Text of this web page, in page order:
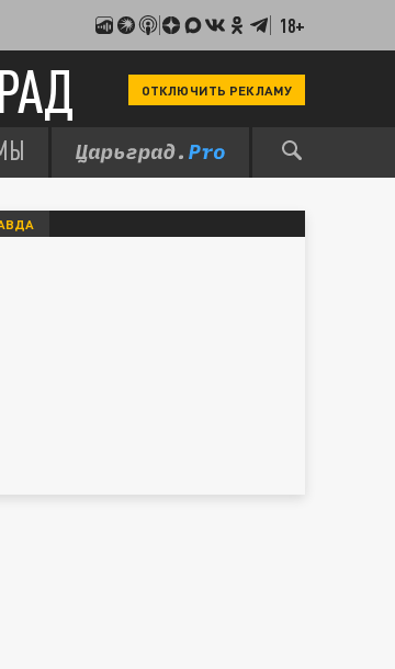
18+
ОТКЛЮЧИТЬ РЕКЛАМУ